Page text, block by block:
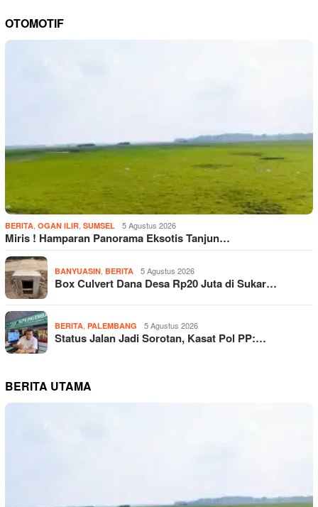
OTOMOTIF
BERITA OGAN ILIR SUMSEL 5 Agustus 2026
Miris ! Hamparan Panorama Eksotis Tanjun…
BANYUASIN BERITA 5 Agustus 2026
Box Culvert Dana Desa Rp20 Juta di Sukar…
BERITA PALEMBANG 5 Agustus 2026
Status Jalan Jadi Sorotan, Kasat Pol PP:…
BERITA UTAMA